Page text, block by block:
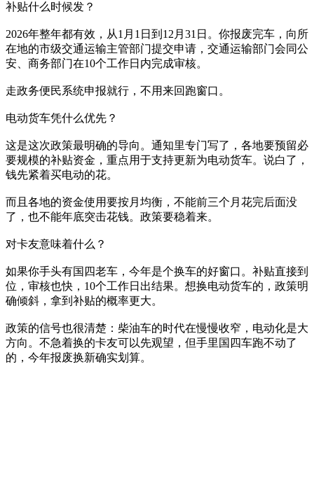
补贴什么时候发？
2026年整年都有效，从1月1日到12月31日。你报废完车，向所
在地的市级交通运输主管部门提交申请，交通运输部门会同公
安、商务部门在10个工作日内完成审核。
走政务便民系统申报就行，不用来回跑窗口。
电动货车凭什么优先？
这是这次政策最明确的导向。通知里专门写了，各地要预留必
要规模的补贴资金，重点用于支持更新为电动货车。说白了，
钱先紧着买电动的花。
而且各地的资金使用要按月均衡，不能前三个月花完后面没
了，也不能年底突击花钱。政策要稳着来。
对卡友意味着什么？
如果你手头有国四老车，今年是个换车的好窗口。补贴直接到
位，审核也快，10个工作日出结果。想换电动货车的，政策明
确倾斜，拿到补贴的概率更大。
政策的信号也很清楚：柴油车的时代在慢慢收窄，电动化是大
方向。不急着换的卡友可以先观望，但手里国四车跑不动了
的，今年报废换新确实划算。